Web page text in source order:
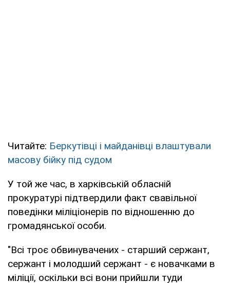
Читайте: Беркутівці і майданівці влаштували
масову бійку під судом
У той же час, в харківській обласній
прокуратурі підтвердили факт свавільної
поведінки міліціонерів по відношенню до
громадянської особи.
"Всі троє обвинувачених - старший сержант,
сержант і молодший сержант - є новачками в
міліції, оскільки всі вони прийшли туди